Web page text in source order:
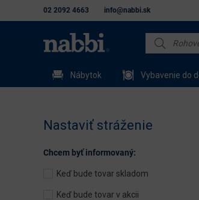
02 2092 4663 info@nabbi.sk
Nábytok Vybavenie do
Nastaviť stráženie
Chcem byť informovaný:
Keď bude tovar skladom
Keď bude tovar v akcii